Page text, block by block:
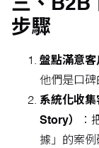
三、B2B
步驟
盤點滿意客
他們是口碑
系統化收
Story）
：
據」的案